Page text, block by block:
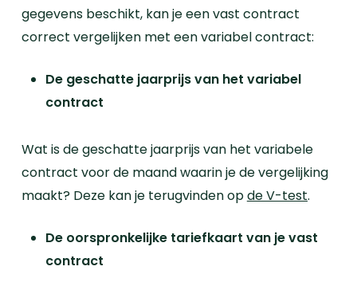
gegevens beschikt, kan je een vast contract
correct vergelijken met een variabel contract:
De geschatte jaarprijs van het variabel
contract
Wat is de geschatte jaarprijs van het variabele
contract voor de maand waarin je de vergelijking
maakt? Deze kan je terugvinden opde V-test.
De oorspronkelijke tariefkaart van je vast
contract